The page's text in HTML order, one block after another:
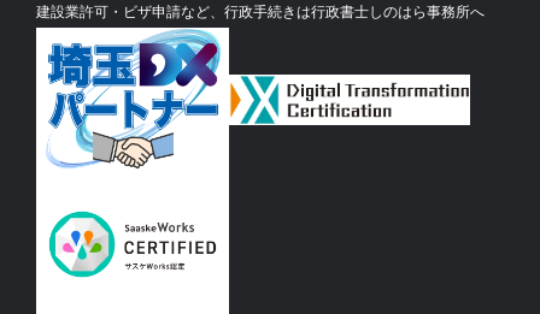
建設業許可・ビザ申請など、行政手続きは行政書士しのはら事務所へ